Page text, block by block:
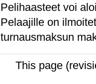
Pelihaasteet voi
Pelaajille on
turnausmaksun
This page